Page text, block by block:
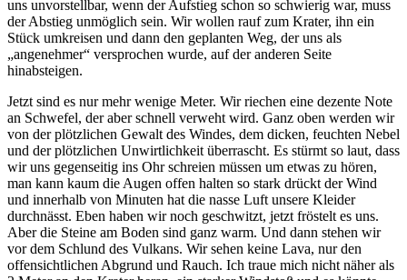
uns unvorstellbar, wenn der Aufstieg schon so schwierig war, muss
der Abstieg unmöglich sein. Wir wollen rauf zum Krater, ihn ein
Stück umkreisen und dann den geplanten Weg, der uns als
„angenehmer“ versprochen wurde, auf der anderen Seite
hinabsteigen.
Jetzt sind es nur mehr wenige Meter. Wir riechen eine dezente Note
an Schwefel, der aber schnell verweht wird. Ganz oben werden wir
von der plötzlichen Gewalt des Windes, dem dicken, feuchten Nebel
und der plötzlichen Unwirtlichkeit überrascht. Es stürmt so laut, dass
wir uns gegenseitig ins Ohr schreien müssen um etwas zu hören,
man kann kaum die Augen offen halten so stark drückt der Wind
und innerhalb von Minuten hat die nasse Luft unsere Kleider
durchnässt. Eben haben wir noch geschwitzt, jetzt fröstelt es uns.
Aber die Steine am Boden sind ganz warm. Und dann stehen wir
vor dem Schlund des Vulkans. Wir sehen keine Lava, nur den
offensichtlichen Abgrund und Rauch. Ich traue mich nicht näher als